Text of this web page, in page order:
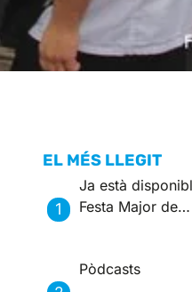
EL MÉS LLEGIT
Ja està
Festa Major de…
Pòdcasts